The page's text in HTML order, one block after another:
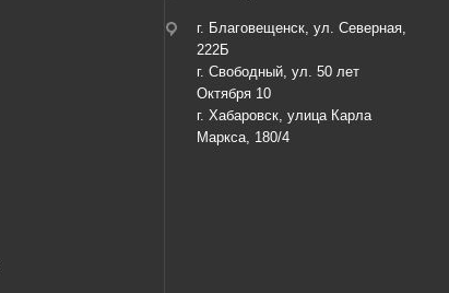
г. Благовещенск, ул. Северная,
222Б
г. Свободный, ул. 50 лет
Октября 10
г. Хабаровск, улица Карла
Маркса, 180/4